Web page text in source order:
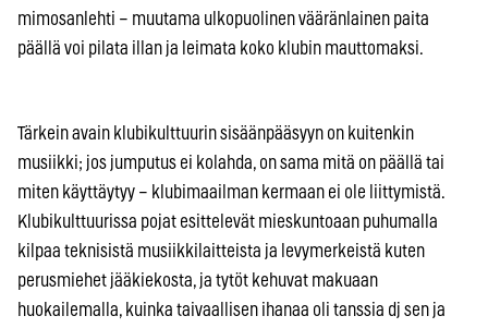
mimosanlehti – muutama ulkopuolinen vääränlainen paita
päällä voi pilata illan ja leimata koko klubin mauttomaksi.
Tärkein avain klubikulttuurin sisäänpääsyyn on kuitenkin
musiikki; jos jumputus ei kolahda, on sama mitä on päällä tai
miten käyttäytyy – klubimaailman kermaan ei ole liittymistä.
Klubikulttuurissa pojat esittelevät mieskuntoaan puhumalla
kilpaa teknisistä musiikkilaitteista ja levymerkeistä kuten
perusmiehet jääkiekosta, ja tytöt kehuvat makuaan
huokailemalla, kuinka taivaallisen ihanaa oli tanssia dj sen ja